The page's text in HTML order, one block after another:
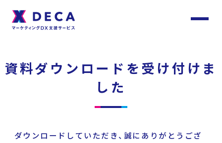
About
DECAについて
サービス
資料ダウンロードを受け付けま
した
ダウンロードしていただき、誠にありがとうござ